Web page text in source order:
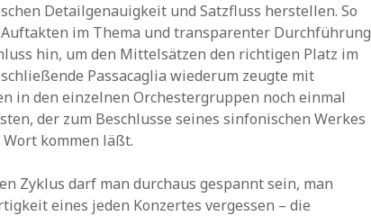
Detailgenauigkeit und Satzfluss herstellen. So
im Thema und transparenter Durchführung
hin, um den Mittelsätzen den richtigen Platz im
Passacaglia wiederum zeugte mit
in den einzelnen Orchestergruppen noch einmal
der zum Beschlusse seines sinfonischen Werkes
kommen läßt.
Zyklus darf man durchaus gespannt sein, man
eines jeden Konzertes vergessen – die